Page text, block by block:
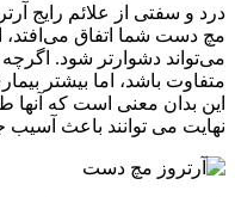
درد و سفتی از علائم رایج
مچ دست شما اتفاق می‌افتد،
می‌تواند دشوارتر شود.
متفاوت باشد، اما بیشتر
این بدان معنی است که آنها
نهایت می توانند باعث